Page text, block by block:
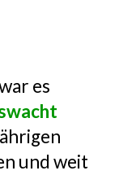
es
und weit